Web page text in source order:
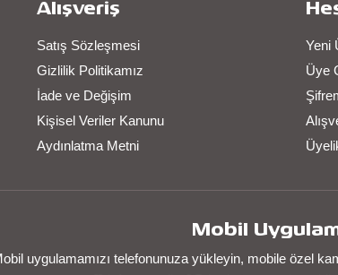
Alışveriş
Satış Sözleşmesi
Gizlilik Politikamız
İade ve Değişim
Kişisel Veriler Kanunu
Aydınlatma Metni
Yeni
Üye
Mobil
uygulamamızı telefonunuza yükleyin, mobile özel